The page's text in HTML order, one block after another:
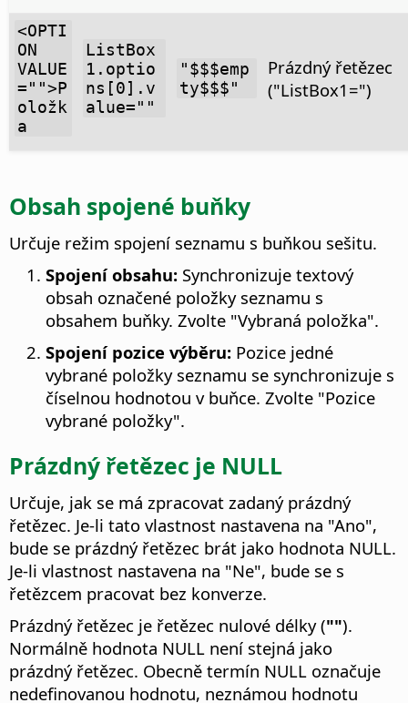
<OPTI
ON
VALUE
="">P
oložk
a
ListBox
1.optio
ns[0].v
alue=""
"$$$emp
ty$$$"
Prázdný řetězec
("ListBox1=")
Obsah spojené buňky
Určuje režim spojení seznamu s buňkou sešitu.
Spojení obsahu: Synchronizuje textový
obsah označené položky seznamu s
obsahem buňky. Zvolte "Vybraná položka".
Spojení pozice výběru: Pozice jedné
vybrané položky seznamu se synchronizuje s
číselnou hodnotou v buňce. Zvolte "Pozice
vybrané položky".
Prázdný řetězec je NULL
Určuje, jak se má zpracovat zadaný prázdný
řetězec. Je-li tato vlastnost nastavena na "Ano",
bude se prázdný řetězec brát jako hodnota NULL.
Je-li vlastnost nastavena na "Ne", bude se s
řetězcem pracovat bez konverze.
Prázdný řetězec je řetězec nulové délky ("").
Normálně hodnota NULL není stejná jako
prázdný řetězec. Obecně termín NULL označuje
nedefinovanou hodnotu, neznámou hodnotu